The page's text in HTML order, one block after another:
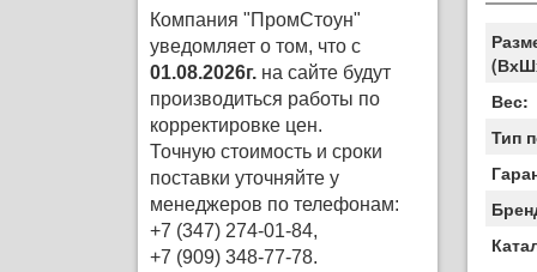
Компания "ПромСтоун"
уведомляет о том, что с
01.08.2026г. на сайте будут
производиться работы по
корректировке цен.
Точную стоимость и сроки
поставки уточняйте у
менеджеров по телефонам:
+7 (347) 274-01-84,
+7 (909) 348-77-78.
Вес:
Тип